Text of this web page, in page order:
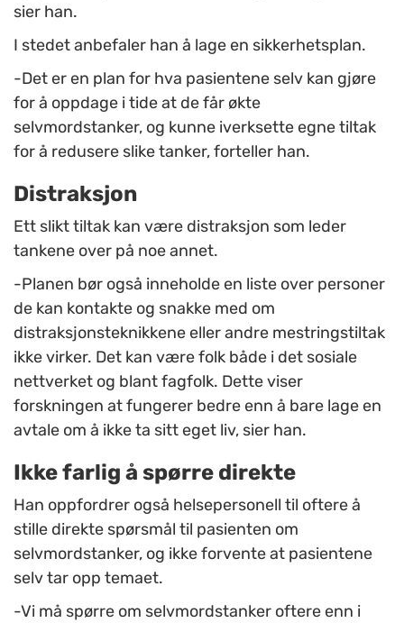
sier han.
I stedet anbefaler han å lage en sikkerhetsplan.
-Det er en plan for hva pasientene selv kan gjøre
for å oppdage i tide at de får økte
selvmordstanker, og kunne iverksette egne tiltak
for å redusere slike tanker, forteller han.
Distraksjon
Ett slikt tiltak kan være distraksjon som leder
tankene over på noe annet.
-Planen bør også inneholde en liste over personer
de kan kontakte og snakke med om
distraksjonsteknikkene eller andre mestringstiltak
ikke virker. Det kan være folk både i det sosiale
nettverket og blant fagfolk. Dette viser
forskningen at fungerer bedre enn å bare lage en
avtale om å ikke ta sitt eget liv, sier han.
Ikke farlig å spørre direkte
Han oppfordrer også helsepersonell til oftere å
stille direkte spørsmål til pasienten om
selvmordstanker, og ikke forvente at pasientene
selv tar opp temaet.
-Vi må spørre om selvmordstanker oftere enn i